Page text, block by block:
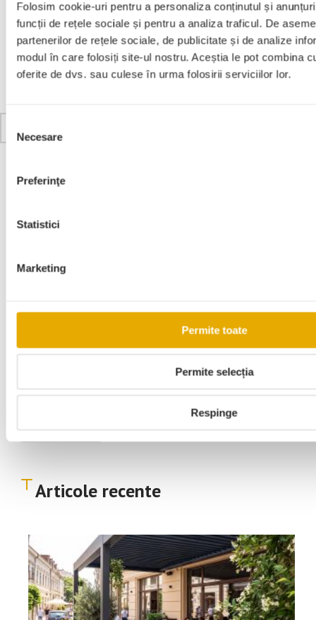
Folosim cookie-uri pentru a personaliza conținutul și
funcții de rețele sociale și pentru a analiza traficul. De
partenerilor de rețele sociale, de publicitate și de analize
modul în care folosiți site-ul nostru. Aceștia le pot combina
oferite de dvs. sau culese în urma folosirii serviciilor lor.
consimțământului
Necesare
Preferinţe
Statistici
Marketing
Permite toate
Permite selecția
Respinge
Citește mai mult
1
Fără categorie
Inspirație
Articole recente